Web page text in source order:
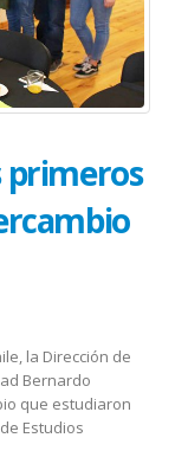
primeros
la Dirección de
Bernardo
que estudiaron
Estudios